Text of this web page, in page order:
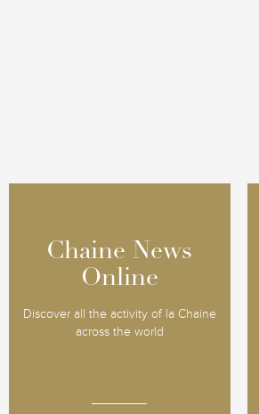
Chaine News
Online
Discover all the activity of la Chaine
across the world
Chaine News
Online